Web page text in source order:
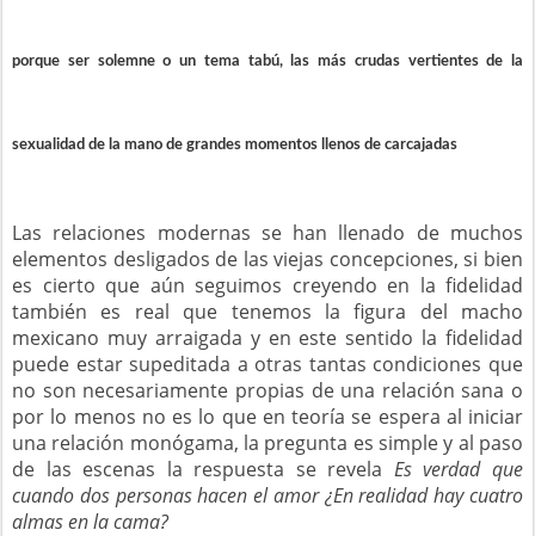
porque ser solemne o un tema tabú, las más crudas vertientes de la
sexualidad de la mano de grandes momentos llenos de carcajadas
Las relaciones modernas se han llenado de muchos
elementos desligados de las viejas concepciones, si bien
es cierto que aún seguimos creyendo en la fidelidad
también es real que tenemos la figura del macho
mexicano muy arraigada y en este sentido la fidelidad
puede estar supeditada a otras tantas condiciones que
no son necesariamente propias de una relación sana o
por lo menos no es lo que en teoría se espera al iniciar
una relación monógama, la pregunta es simple y al paso
de las escenas la respuesta se revela Es verdad que
cuando dos personas hacen el amor ¿En realidad hay cuatro
almas en la cama?